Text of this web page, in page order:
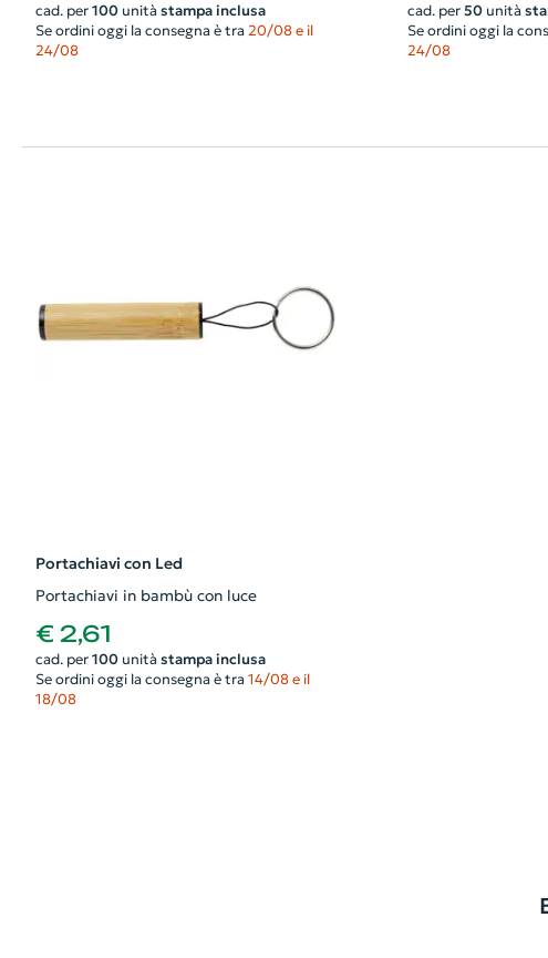
cad. per 100unità stampa inclusa
Se ordini oggi la consegna è tra 20/08 e il
24/08
cad. per 50unità
Se ordini oggi la
24/08
Portachiavi con Led
Portachiavi in bambù con luce
€ 2,61
cad. per 100unità stampa inclusa
Se ordini oggi la consegna è tra 14/08 e il
18/08